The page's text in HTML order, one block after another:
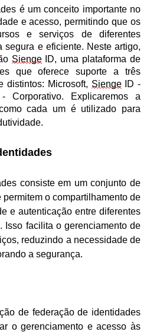
é um conceito importante no
e acesso, permitindo que os
e serviços de diferentes
segura e eficiente. Neste artigo,
Sienge ID, uma plataforma de
que oferece suporte a três
distintos: Microsoft, Sienge ID -
Corporativo. Explicaremos a
cada um é utilizado para
consiste em um conjunto de
o compartilhamento de
e autenticação entre diferentes
Isso facilita o gerenciamento de
reduzindo a necessidade de
a segurança.
de federação de identidades
o gerenciamento e acesso às